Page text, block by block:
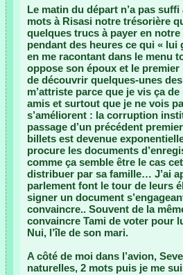
Le matin du départ n’a pas
mots à Risasi notre trésorière
quelques trucs à payer en
pendant des heures ce qui « lui
en me racontant dans le menu
oppose son époux et le premier
de découvrir quelques-unes
m’attriste parce que je vis ça
amis et surtout que je ne vois
s’améliorent : la corruption
passage d’un précédent
billets est devenue
procure les documents
comme ça semble être le cas
distribuer par sa famille… J’ai
parlement font le tour de leurs
signer un document
convaincre.. Souvent de la
convaincre Tami de voter pour
Nui, l’île de son mari.
A côté de moi dans l’avion,
naturelles, 2 mots puis je me